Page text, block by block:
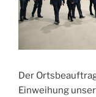
Der
Einweihung